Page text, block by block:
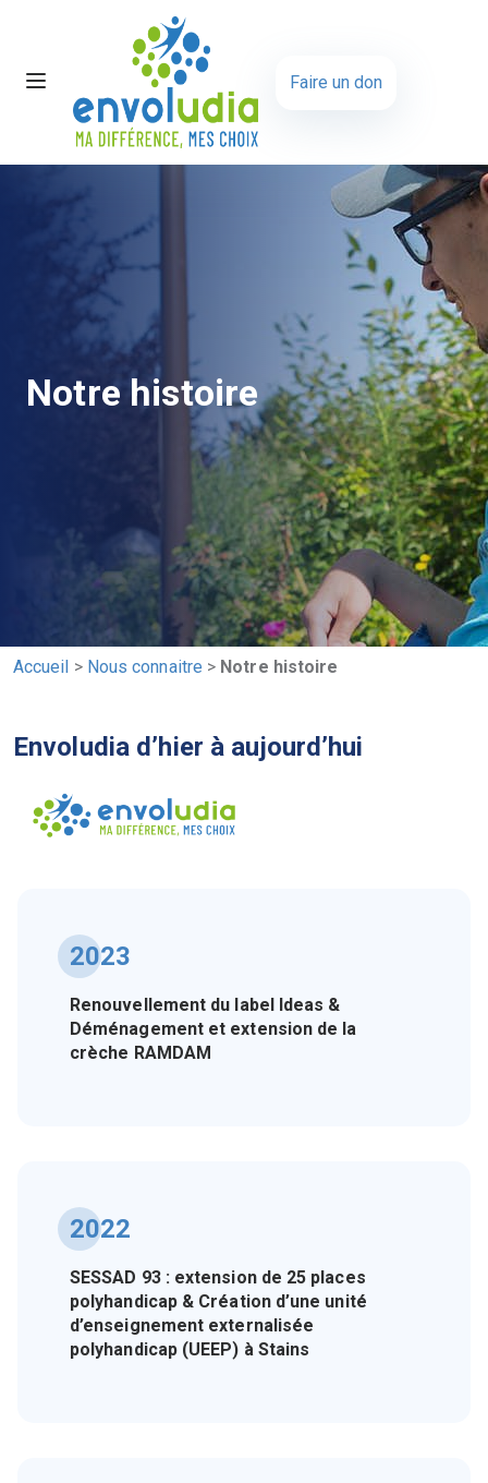
Faire un don
Notre histoire
Accueil > Nous connaitre > Notre histoire
Envoludia d’hier à aujourd’hui
2023
Renouvellement du label Ideas &
Déménagement et extension de la
crèche RAMDAM
2022
SESSAD 93 : extension de 25 places
polyhandicap & Création d’une unité
d’enseignement externalisée
polyhandicap (UEEP) à Stains